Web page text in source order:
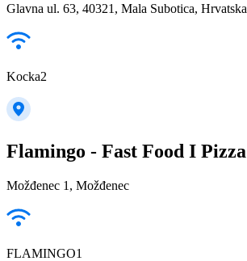
Glavna ul. 63, 40321, Mala Subotica, Hrvatska
Kocka2
Flamingo - Fast Food I Pizza
Možđenec 1, Možđenec
FLAMINGO1